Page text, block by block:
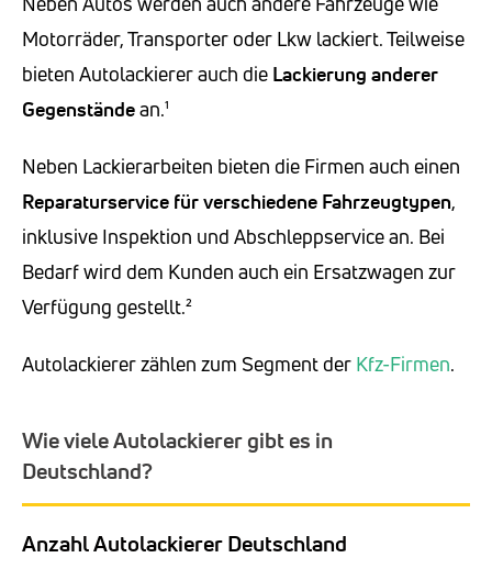
Motorräder, Transporter oder Lkw lackiert. Teilweise
bieten Autolackierer auch die Lackierung anderer
Gegenständean.¹
Neben Lackierarbeiten bieten die Firmen auch einen
Reparaturservice fürverschiedene Fahrzeugtypen,
inklusive Inspektion und Abschleppservice an. Bei
Bedarf wird dem Kunden auch ein Ersatzwagen zur
Verfügung gestellt.²
Autolackierer zählen zum Segment der Kfz-Firmen.
Wie viele Autolackierer gibt es in
Deutschland?
Anzahl Autolackierer Deutschland